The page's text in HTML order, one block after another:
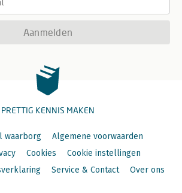
Aanmelden
PRETTIG KENNIS MAKEN
waarborg
Algemene voorwaarden
Cookies
Cookie instellingen
Service & Contact Over ons